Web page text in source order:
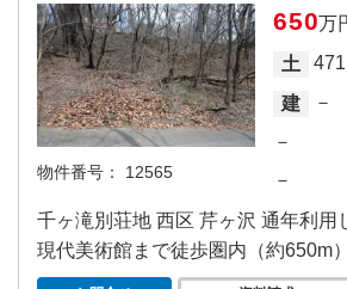
物件番号： 12565
650万
土
471
建
－
－
－
千ヶ滝別荘地 西区 芹ヶ沢 通年利用
現代美術館まで徒歩圏内（約650m